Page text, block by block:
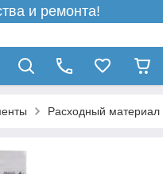
и ремонта!
Расходный материал